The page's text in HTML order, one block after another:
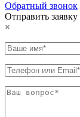
Обратный звонок
Отправить заявку
×